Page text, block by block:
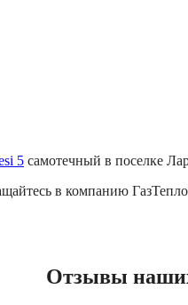
5 самотечный в поселке
в компанию
Отзывы